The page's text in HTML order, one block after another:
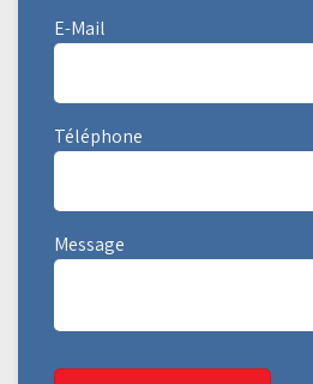
E-Mail
Téléphone
Message